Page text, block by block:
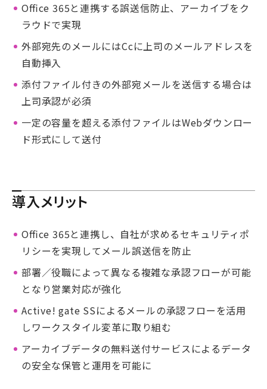
Oﬃce 365と連携する誤送信防止、アーカイブをク
ラウドで実現
外部宛先のメールにはCcに上司のメールアドレスを
自動挿入
添付ファイル付きの外部宛メールを送信する場合は
上司承認が必須
一定の容量を超える添付ファイルはWebダウンロー
ド形式にして送付
導入メリット
Oﬃce 365と連携し、自社が求めるセキュリティポ
リシーを実現してメール誤送信を防止
部署／役職によって異なる複雑な承認フローが可能
となり営業対応が強化
Active! gate SSによるメールの承認フローを活用
しワークスタイル変革に取り組む
アーカイブデータの無料送付サービスによるデータ
の安全な保管と運用を可能に